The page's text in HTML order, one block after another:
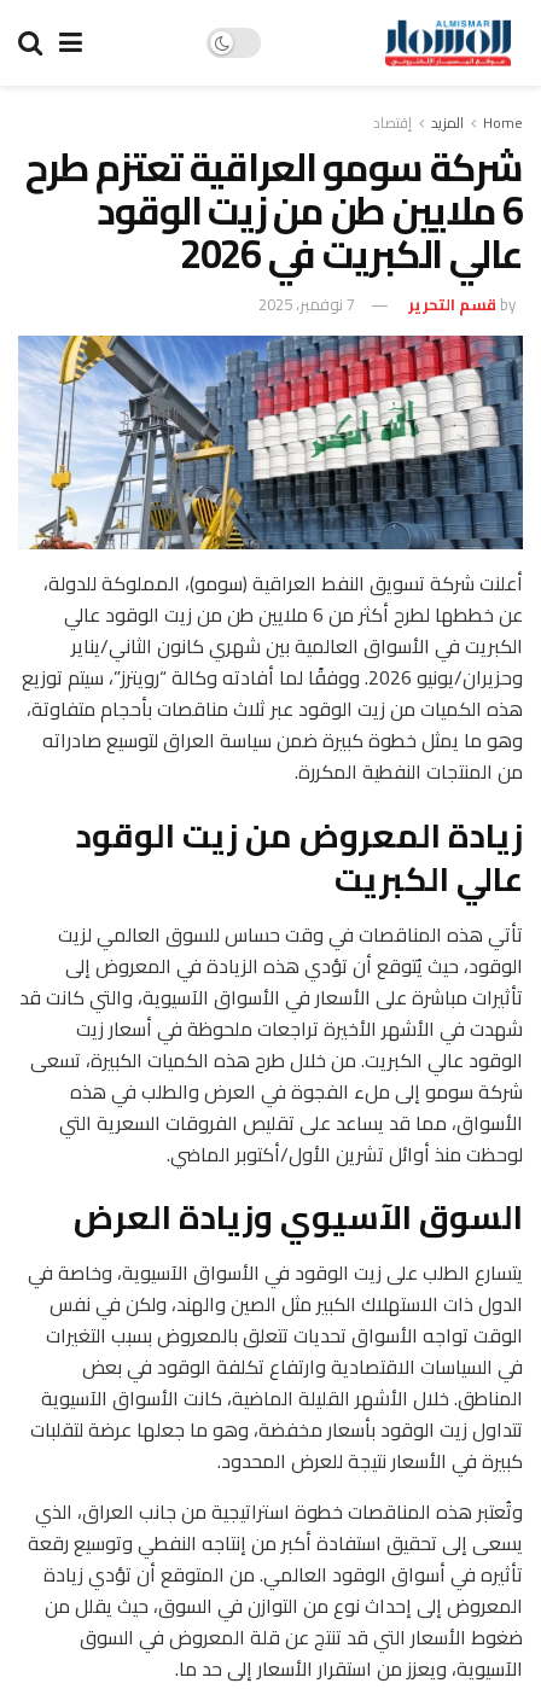
Home المزيد إقتصاد
شركة سومو العراقية تعتزم طرح
6 ملايين طن من زيت الوقود
عالي الكبريت في 2026
by قسم التحرير 7 نوفمبر، 2025
أعلنت شركة تسويق النفط العراقية (سومو)، المملوكة للدولة،
عن خططها لطرح أكثر من 6 ملايين طن من زيت الوقود عالي
الكبريت في الأسواق العالمية بين شهري كانون الثاني/يناير
وحزيران/يونيو 2026. ووفقًا لما أفادته وكالة “رويترز”، سيتم توزيع
هذه الكميات من زيت الوقود عبر ثلاث مناقصات بأحجام متفاوتة،
وهو ما يمثل خطوة كبيرة ضمن سياسة العراق لتوسيع صادراته
من المنتجات النفطية المكررة.
زيادة المعروض من زيت الوقود
عالي الكبريت
تأتي هذه المناقصات في وقت حساس للسوق العالمي لزيت
الوقود، حيث يُتوقع أن تؤدي هذه الزيادة في المعروض إلى
تأثيرات مباشرة على الأسعار في الأسواق الآسيوية، والتي كانت قد
شهدت في الأشهر الأخيرة تراجعات ملحوظة في أسعار زيت
الوقود عالي الكبريت. من خلال طرح هذه الكميات الكبيرة، تسعى
شركة سومو إلى ملء الفجوة في العرض والطلب في هذه
الأسواق، مما قد يساعد على تقليص الفروقات السعرية التي
لوحظت منذ أوائل تشرين الأول/أكتوبر الماضي.
السوق الآسيوي وزيادة العرض
يتسارع الطلب على زيت الوقود في الأسواق الآسيوية، وخاصة في
الدول ذات الاستهلاك الكبير مثل الصين والهند، ولكن في نفس
الوقت تواجه الأسواق تحديات تتعلق بالمعروض بسبب التغيرات
في السياسات الاقتصادية وارتفاع تكلفة الوقود في بعض
المناطق. خلال الأشهر القليلة الماضية، كانت الأسواق الآسيوية
تتداول زيت الوقود بأسعار مخفضة، وهو ما جعلها عرضة لتقلبات
كبيرة في الأسعار نتيجة للعرض المحدود.
وتُعتبر هذه المناقصات خطوة استراتيجية من جانب العراق، الذي
يسعى إلى تحقيق استفادة أكبر من إنتاجه النفطي وتوسيع رقعة
تأثيره في أسواق الوقود العالمي. من المتوقع أن تؤدي زيادة
المعروض إلى إحداث نوع من التوازن في السوق، حيث يقلل من
ضغوط الأسعار التي قد تنتج عن قلة المعروض في السوق
الآسيوية، ويعزز من استقرار الأسعار إلى حد ما.